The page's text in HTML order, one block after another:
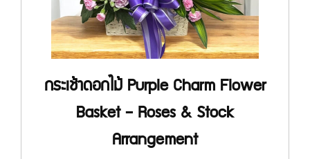
กระเช้าดอกไม้ Purple Charm Flower
Basket – Roses & Stock
Arrangement